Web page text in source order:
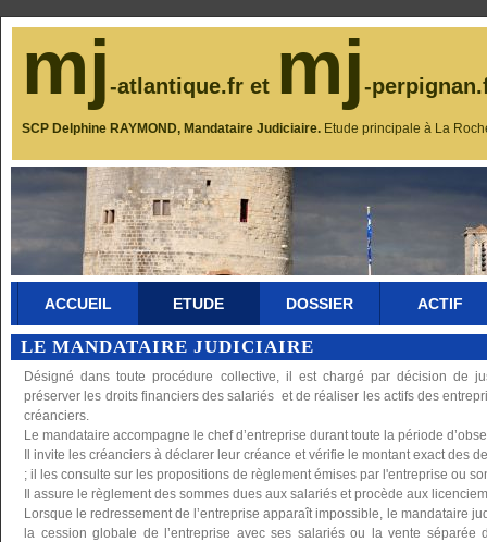
mj-atlantique.fr et mj-
SCP Delphine RAYMOND, Mandataire Judiciaire. Etude principale à La
ACCUEIL ETUDE DOSSIER ACTIF
LE MANDATAIRE JUDICIAIRE
Désigné dans toute procédure collective, il est chargé par décision de
préserver les droits financiers des salariés et de réaliser les actifs des
créanciers.
Le mandataire accompagne le chef d’entreprise durant toute la période
Il invite les créanciers à déclarer leur créance et vérifie le montant exact des
; il les consulte sur les propositions de règlement émises par l'entreprise ou
Il assure le règlement des sommes dues aux salariés et procède aux
Lorsque le redressement de l’entreprise apparaît impossible, le mandataire
la cession globale de l’entreprise avec ses salariés ou la vente séparée